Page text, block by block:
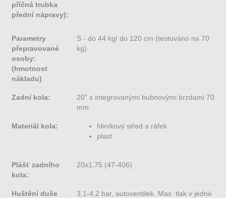
příčná trubka
přední nápravy):
Parametry
přepravované
osoby:
(hmotnost
nákladu)
S - do 44 kg/ do 120 cm (testováno na 70
kg)
Zadní kola:
20" s integrovanými bubnovými brzdami 70
mm
Materiál kola:
hliníkový střed a ráfek
plast
Plášť zadního
kola:
20x1,75 (47-406)
Huštění duše
3,1-4,2 bar, autoventilek. Max. tlak v jedné